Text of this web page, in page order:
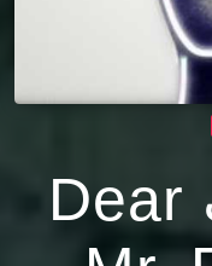
دانلود آهنگ Dear